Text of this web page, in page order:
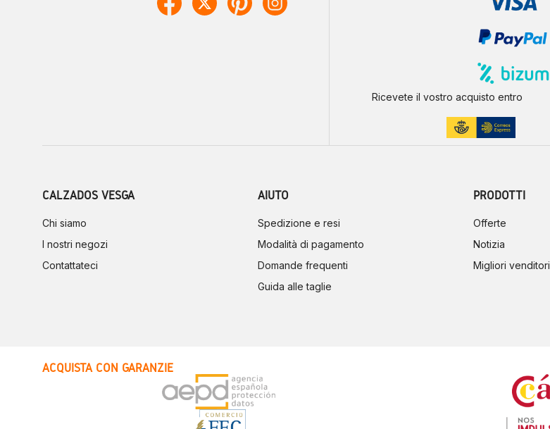
Ricevete il vostro acquisto entro
CALZADOS VESGA
Chi siamo
I nostri negozi
Contattateci
AIUTO
Spedizione e resi
Modalità di pagamento
Domande frequenti
Guida alle taglie
PRODOTTI
Offerte
Notizia
Migliori venditori
ACQUISTA CON GARANZIE